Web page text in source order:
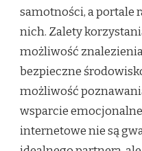
samotności, a portale
nich. Zalety
możliwość
bezpieczne
możliwość
wsparcie
internetowe nie są